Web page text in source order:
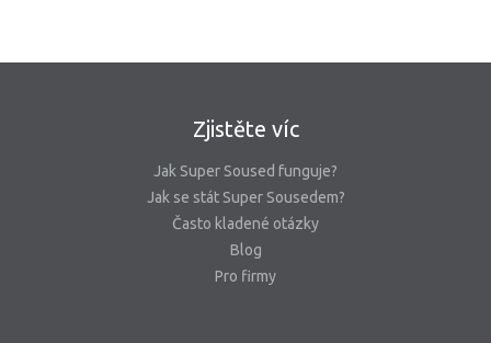
Zjistěte víc
Jak Super Soused funguje?
Jak se stát Super Sousedem?
Často kladené otázky
Blog
Pro firmy